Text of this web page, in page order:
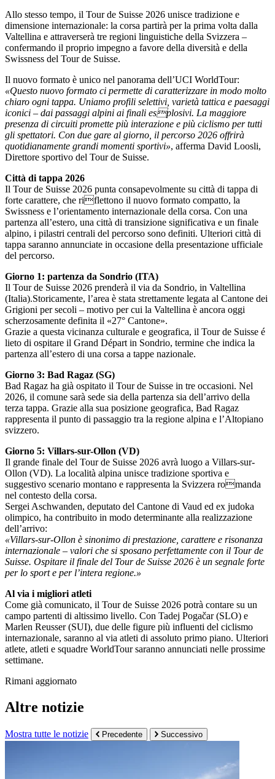
Allo stesso tempo, il Tour de Suisse 2026 unisce tradizione e
dimensione internazionale: la corsa partirà per la prima volta dalla
Valtellina e attraverserà tre regioni linguistiche della Svizzera –
confermando il proprio impegno a favore della diversità e della
Swissness del Tour de Suisse.
Il nuovo formato è unico nel panorama dell’UCI WorldTour:
«Questo nuovo formato ci permette di caratterizzare in modo molto
chiaro ogni tappa. Uniamo profili selettivi, varietà tattica e paesaggi
iconici – dai passaggi alpini ai finali esplosivi. La maggiore
presenza di circuiti promette più interazione e più ciclismo per tutti
gli spettatori. Con due gare al giorno, il percorso 2026 offrirà
quotidianamente grandi momenti sportivi», afferma David Loosli,
Direttore sportivo del Tour de Suisse.
Città di tappa 2026
Il Tour de Suisse 2026 punta consapevolmente su città di tappa di
forte carattere, che riflettono il nuovo formato compatto, la
Swissness e l’orientamento internazionale della corsa. Con una
partenza all’estero, una città di transizione significativa e un finale
alpino, i pilastri centrali del percorso sono definiti. Ulteriori città di
tappa saranno annunciate in occasione della presentazione ufficiale
del percorso.
Giorno 1: partenza da Sondrio (ITA)
Il Tour de Suisse 2026 prenderà il via da Sondrio, in Valtellina
(Italia).Storicamente, l’area è stata strettamente legata al Cantone dei
Grigioni per secoli – motivo per cui la Valtellina è ancora oggi
scherzosamente definita il «27° Cantone».
Grazie a questa vicinanza culturale e geografica, il Tour de Suisse é
lieto di ospitare il Grand Départ in Sondrio, termine che indica la
partenza all’estero di una corsa a tappe nazionale.
Giorno 3: Bad Ragaz (SG)
Bad Ragaz ha già ospitato il Tour de Suisse in tre occasioni. Nel
2026, il comune sarà sede sia della partenza sia dell’arrivo della
terza tappa. Grazie alla sua posizione geografica, Bad Ragaz
rappresenta il punto di passaggio tra la regione alpina e l’Altopiano
svizzero.
Giorno 5: Villars-sur-Ollon (VD)
Il grande finale del Tour de Suisse 2026 avrà luogo a Villars-sur-
Ollon (VD). La località alpina unisce tradizione sportiva e
suggestivo scenario montano e rappresenta la Svizzera romanda
nel contesto della corsa.
Sergei Aschwanden, deputato del Cantone di Vaud ed ex judoka
olimpico, ha contribuito in modo determinante alla realizzazione
dell’arrivo:
«Villars-sur-Ollon è sinonimo di prestazione, carattere e risonanza
internazionale – valori che si sposano perfettamente con il Tour de
Suisse. Ospitare il finale del Tour de Suisse 2026 è un segnale forte
per lo sport e per l’intera regione.»
Al via i migliori atleti
Come già comunicato, il Tour de Suisse 2026 potrà contare su un
campo partenti di altissimo livello. Con Tadej Pogačar (SLO) e
Marlen Reusser (SUI), due delle figure più influenti del ciclismo
internazionale, saranno al via atleti di assoluto primo piano. Ulteriori
atlete, atleti e squadre WorldTour saranno annunciati nelle prossime
settimane.
Rimani aggiornato
Altre notizie
Mostra tutte le notizie Precedente Successivo